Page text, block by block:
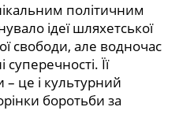
політичним
ідеї шляхетської
свободи, але водночас
суперечності. Її
це і культурний
боротьби за